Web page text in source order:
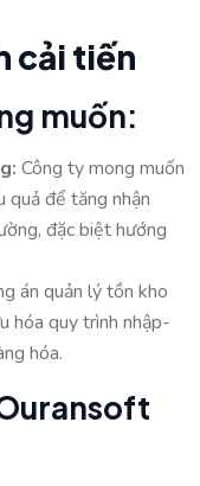
cải tiến
muốn:
Công ty mong muốn
quả để tăng nhận
đặc biệt hướng
án quản lý tồn kho
hóa quy trình nhập-
hóa.